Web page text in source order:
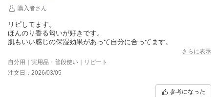
購入者さん
リピしてます。
ほんのり香る匂いが好きです。
肌もいい感じの保湿効果があって自分に合ってます。
さらに表示
自分用｜実用品・普段使い｜リピート
注文日：2026/03/05
参考になった